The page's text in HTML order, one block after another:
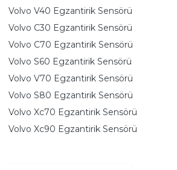
Volvo V40 Egzantirik Sensörü
Volvo C30 Egzantirik Sensörü
Volvo C70 Egzantirik Sensörü
Volvo S60 Egzantirik Sensörü
Volvo V70 Egzantirik Sensörü
Volvo S80 Egzantirik Sensörü
Volvo Xc70 Egzantirik Sensörü
Volvo Xc90 Egzantirik Sensörü